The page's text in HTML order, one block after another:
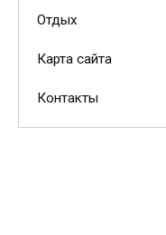
Отдых
Карта сайта
Контакты